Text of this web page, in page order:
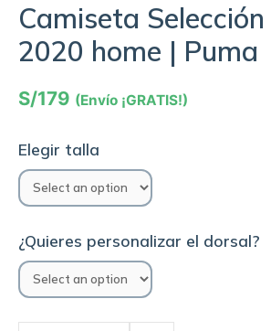
Camiseta
2020 home | Puma
S/179 (Envío ¡GRATIS!)
Elegir talla
¿Quieres personalizar el dorsal?